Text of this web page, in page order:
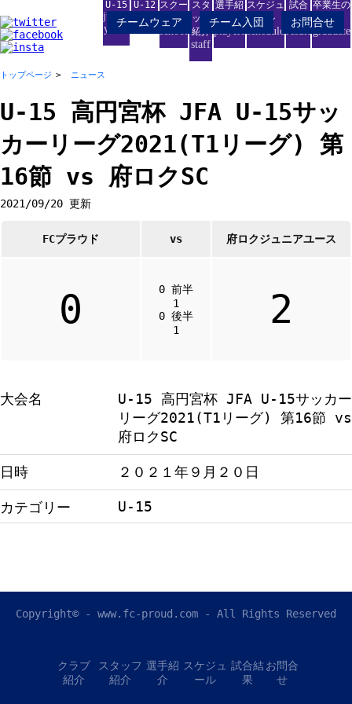
チームウェア チーム入団 お問合せ
U-15
junior
youth
U-12
junior
スクー
ル
school
スタ
ッフ
紹介
staff
選手紹
players
スケジュ
ール
schedule
試合
結果
result
卒業生の
進路
graduate
トップページ ニュース
U-15 高円宮杯 JFA U-15サッ
カーリーグ2021(T1リーグ) 第
16節 vs 府ロクSC
2021/09/20 更新
FCプラウド vs 府ロクジュニアユース
0
0 前半
1
0 後半
1
2
大会名
U-15 高円宮杯 JFA U-15サッカー
リーグ2021(T1リーグ) 第16節 vs
府ロクSC
日時 ２０２１年９月２０日
カテゴリー U-15
Copyright© - www.fc-proud.com - All Rights Reserved
クラブ
紹介
スタッフ
紹介
選手紹
介
スケジュ
ール
試合結
果
お問合
せ